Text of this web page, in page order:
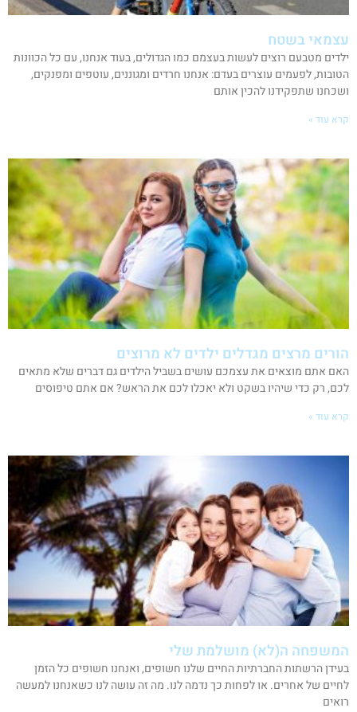
עצמאי בשטח
ילדים מטבעם רוצים לעשות בעצמם כמו הגדולים, בעוד אנחנו, עם כל הכוונות
הטובות, לפעמים עוצרים בעדם: אנחנו חרדים ומגוננים, עוטפים ומפנקים,
ושכחנו שתפקידנו להכין אותם
קרא עוד »
הורים מרצים מגדלים ילדים לא מרוצים
האם אתם מוצאים את עצמכם עושים בשביל הילדים גם דברים שלא מתאים
לכם, רק כדי שיהיו בשקט ולא יאכלו לכם את הראש? אם אתם טיפוסים
קרא עוד »
המשפחה ה(לא) מושלמת שלי
בעידן הרשתות החברתיות החיים שלנו חשופים, ואנחנו חשופים כל הזמן
לחיים של אחרים. או לפחות כך נדמה לנו. מה זה עושה לנו כשאנחנו למעשה
רואים